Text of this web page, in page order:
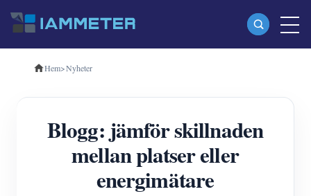
Produkter
Trefas Wi-Fi energimätare (WEM3080T)
Trefas Wi-Fi energimätare (WEM3046T)
Trefas Wi-Fi energimätare (WEM3050T)
Hem>Nyheter
Blogg: jämför skillnaden
mellan platser eller
energimätare